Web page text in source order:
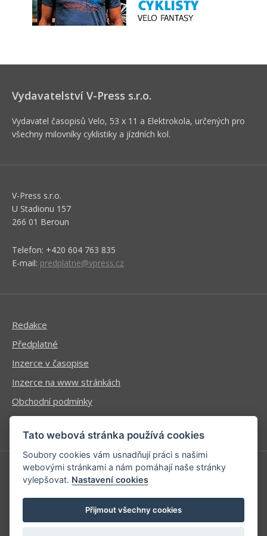
Vydavatelství V-Press s.r.o.
Vydavatel časopisů Velo, 53 x 11 a Elektrokola, určených pro
všechny milovníky cyklistiky a jízdních kol.
V-Press s.r.o.
U Stadionu 157
266 01 Beroun
Telefon: +420 604 763 835
E-mail: predplatne@vpress.cz
Redakce
Předplatné
Inzerce v časopise
Inzerce na www stránkách
Obchodní podmínky
Ochrana osobních údajů
Příhlášení | Registrace
Kontaktní informace
Mapa stránek
Tato webová stránka používá cookies
Soubory cookies vám usnadňují práci s našimi
webovými stránkami a nám pomáhají naše stránky
vylepšovat. Nastavení cookies
Přijmout všechny cookies